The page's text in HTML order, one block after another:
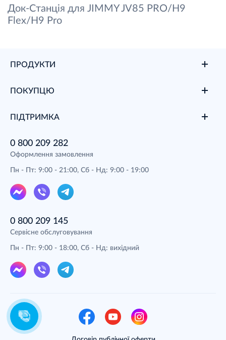
Док-Станція для JIMMY JV85 PRO/H9
Flex/H9 Pro
ПРОДУКТИ
ПОКУПЦЮ
ПІДТРИМКА
0 800 209 282
Оформлення замовлення
Пн - Пт: 9:00 - 21:00, Сб - Нд: 9:00 - 19:00
0 800 209 145
Сервісне обслуговування
Пн - Пт: 9:00 - 18:00, Сб - Нд: вихідний